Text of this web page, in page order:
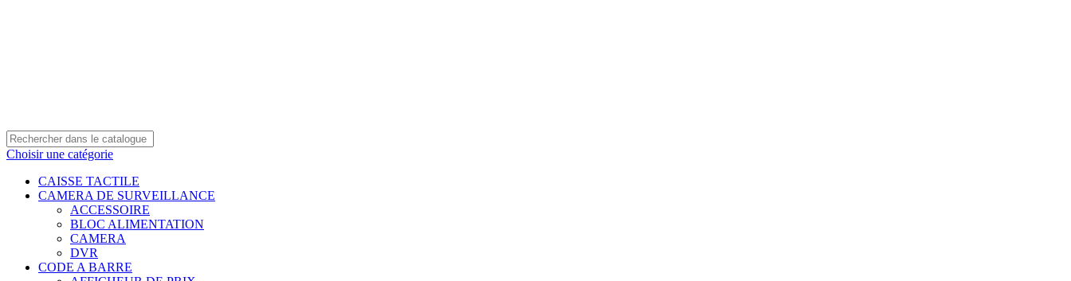
Choisir une catégorie
CAISSE TACTILE
CAMERA DE SURVEILLANCE
ACCESSOIRE
BLOC ALIMENTATION
CAMERA
DVR
CODE A BARRE